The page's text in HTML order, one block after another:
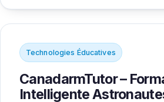
Technologies Éducatives
CanadarmTutor –
Intelligente